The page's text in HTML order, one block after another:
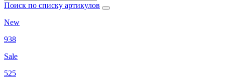
Поиск по списку артикулов
New
938
Sale
525